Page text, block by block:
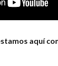
aquí